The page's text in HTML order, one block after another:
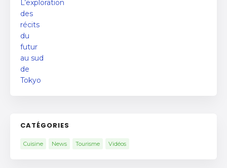
CATÉGORIES
Cuisine News Tourisme Vidéos